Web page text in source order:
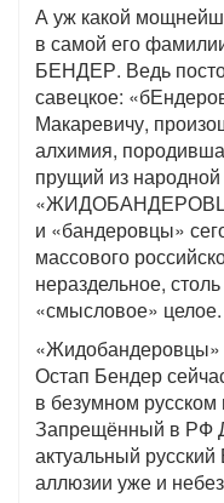
А уж какой
в самой его
БЕНДЕР. Ведь
савецкое:
Макаревичу,
алхимия,
прущий из
и «бандеровцы»
массового
нераздельное,
«смысловое» целое.
«Жидобандеровцы»
Остап Бендер
в безумном
Запрещённый в РФ
актуальный
аллюзии уже и